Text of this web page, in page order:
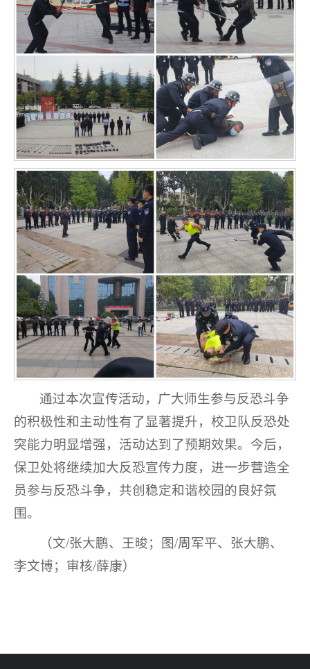
通过本次宣传活动，广大师生参与反恐斗争
的积极性和主动性有了显著提升，校卫队反恐处
突能力明显增强，活动达到了预期效果。今后，
保卫处将继续加大反恐宣传力度，进一步营造全
员参与反恐斗争，共创稳定和谐校园的良好氛
围。
（文/张大鹏、王晙；图/周军平、张大鹏、
李文博；审核/薛康）